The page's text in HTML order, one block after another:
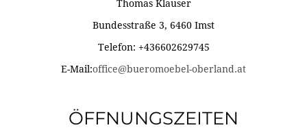
Thomas Klauser
Bundesstraße 3, 6460 Imst
Telefon: +436602629745
E-Mail:office@bueromoebel-oberland.at
ÖFFNUNGSZEITEN